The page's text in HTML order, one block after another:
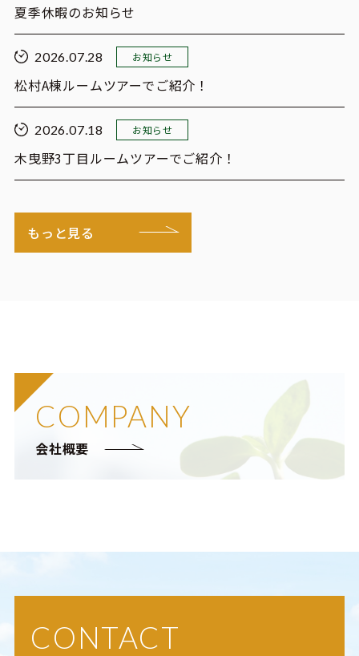
夏季休暇のお知らせ
2026.07.28 お知らせ
松村A棟ルームツアーでご紹介！
2026.07.18 お知らせ
木曳野3丁目ルームツアーでご紹介！
もっと見る
COMPANY
会社概要
CONTACT